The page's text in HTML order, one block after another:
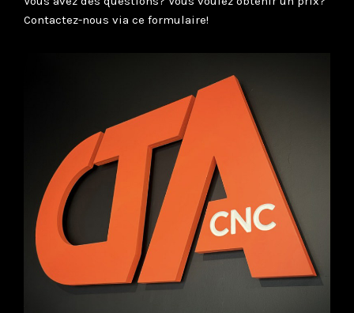
Contactez-nous via ce formulaire!